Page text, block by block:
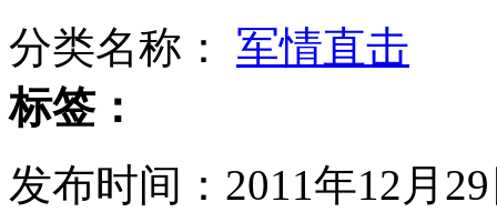
微博女王姚晨影响孙红雷成微博控
山西运城恶犬咬伤多人 警民合力深夜将其击毙
分类名称： 军情直击
标签：
发布时间：2011年12月